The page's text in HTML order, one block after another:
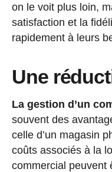
on le voit plus loin,
satisfaction et la
rapidement à leurs
Une
La gestion d’un
souvent des
celle d’un magasin
coûts associés à la
commercial peuvent